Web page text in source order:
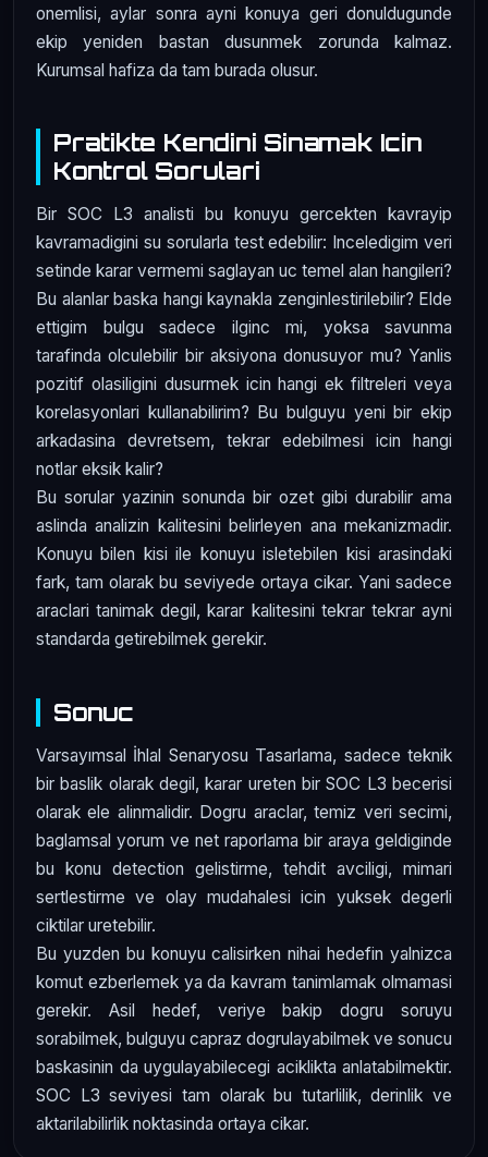
onemlisi, aylar sonra ayni konuya geri donuldugunde
ekip yeniden bastan dusunmek zorunda kalmaz.
Kurumsal hafiza da tam burada olusur.
Pratikte Kendini Sinamak Icin
Kontrol Sorulari
Bir SOC L3 analisti bu konuyu gercekten kavrayip
kavramadigini su sorularla test edebilir: Inceledigim veri
setinde karar vermemi saglayan uc temel alan hangileri?
Bu alanlar baska hangi kaynakla zenginlestirilebilir? Elde
ettigim bulgu sadece ilginc mi, yoksa savunma
tarafinda olculebilir bir aksiyona donusuyor mu? Yanlis
pozitif olasiligini dusurmek icin hangi ek filtreleri veya
korelasyonlari kullanabilirim? Bu bulguyu yeni bir ekip
arkadasina devretsem, tekrar edebilmesi icin hangi
notlar eksik kalir?
Bu sorular yazinin sonunda bir ozet gibi durabilir ama
aslinda analizin kalitesini belirleyen ana mekanizmadir.
Konuyu bilen kisi ile konuyu isletebilen kisi arasindaki
fark, tam olarak bu seviyede ortaya cikar. Yani sadece
araclari tanimak degil, karar kalitesini tekrar tekrar ayni
standarda getirebilmek gerekir.
Sonuc
Varsayımsal İhlal Senaryosu Tasarlama, sadece teknik
bir baslik olarak degil, karar ureten bir SOC L3 becerisi
olarak ele alinmalidir. Dogru araclar, temiz veri secimi,
baglamsal yorum ve net raporlama bir araya geldiginde
bu konu detection gelistirme, tehdit avciligi, mimari
sertlestirme ve olay mudahalesi icin yuksek degerli
ciktilar uretebilir.
Bu yuzden bu konuyu calisirken nihai hedefin yalnizca
komut ezberlemek ya da kavram tanimlamak olmamasi
gerekir. Asil hedef, veriye bakip dogru soruyu
sorabilmek, bulguyu capraz dogrulayabilmek ve sonucu
baskasinin da uygulayabilecegi aciklikta anlatabilmektir.
SOC L3 seviyesi tam olarak bu tutarlilik, derinlik ve
aktarilabilirlik noktasinda ortaya cikar.